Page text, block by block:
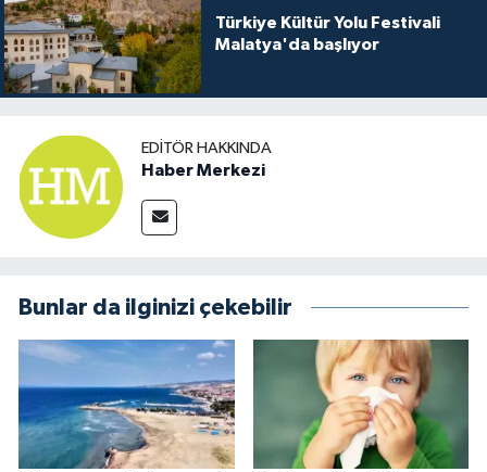
Türkiye Kültür Yolu Festivali
Malatya'da başlıyor
EDITÖR HAKKINDA
Haber Merkezi
Bunlar da ilginizi çekebilir